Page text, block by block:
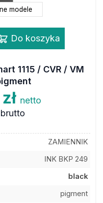
modele
Do koszyka
1115 / CVR / VM
netto
brutto
ZAMIENNIK
INK BKP 249
black
pigment